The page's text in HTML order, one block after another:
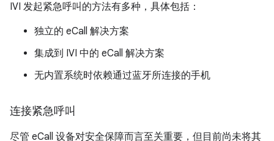
IVI 发起紧急呼叫的方法有多种，具体包括：
独立的 eCall 解决方案
集成到 IVI 中的 eCall 解决方案
无内置系统时依赖通过蓝牙所连接的手机
连接紧急呼叫
尽管 eCall 设备对安全保障而言至关重要，但目前尚未将其